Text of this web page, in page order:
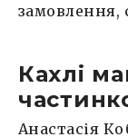
замовлення,
Кахлі
Анастасія